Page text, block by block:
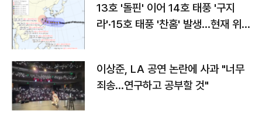
13호 '돌핀' 이어 14호 태풍 '구지
라'·15호 태풍 '찬홈' 발생…현재 위
이상준, LA 공연 논란에 사과 "너무
죄송…연구하고 공부할 것"